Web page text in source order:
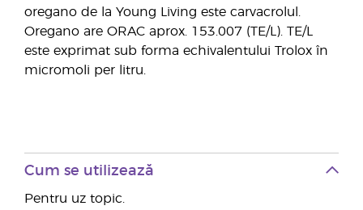
oregano de la Young Living este carvacrolul.
Oregano are ORAC aprox. 153.007 (TE/L). TE/L
este exprimat sub forma echivalentului Trolox în
micromoli per litru.
Cum se utilizează
Pentru uz topic.